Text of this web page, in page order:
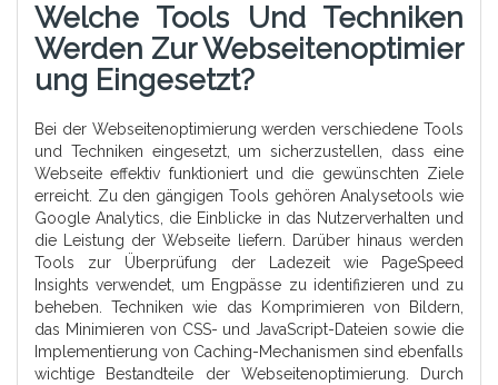
Welche Tools Und Techniken
Werden Zur Webseitenoptimier
Ung Eingesetzt?
Bei der Webseitenoptimierung werden verschiedene Tools
und Techniken eingesetzt, um sicherzustellen, dass eine
Webseite effektiv funktioniert und die gewünschten Ziele
erreicht. Zu den gängigen Tools gehören Analysetools wie
Google Analytics, die Einblicke in das Nutzerverhalten und
die Leistung der Webseite liefern. Darüber hinaus werden
Tools zur Überprüfung der Ladezeit wie PageSpeed
Insights verwendet, um Engpässe zu identifizieren und zu
beheben. Techniken wie das Komprimieren von Bildern,
das Minimieren von CSS- und JavaScript-Dateien sowie die
Implementierung von Caching-Mechanismen sind ebenfalls
wichtige Bestandteile der Webseitenoptimierung. Durch